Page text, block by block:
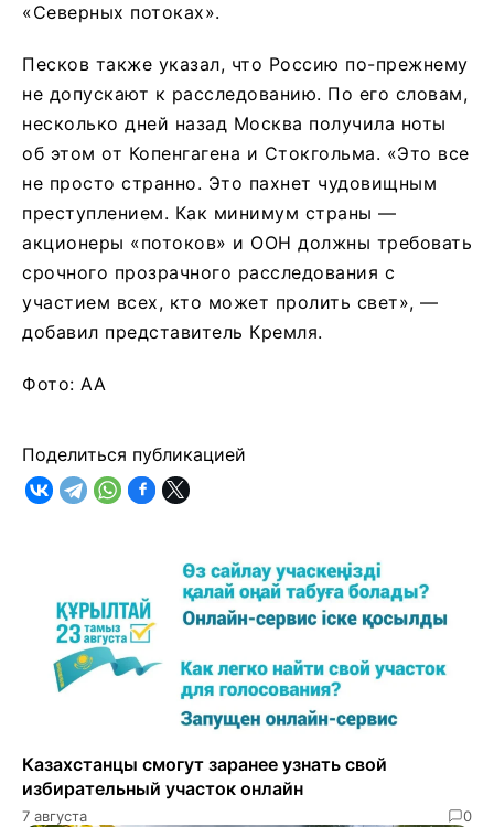
«Северных потоках».
Песков также указал, что Россию по-прежнему
не допускают к расследованию. По его словам,
несколько дней назад Москва получила ноты
об этом от Копенгагена и Стокгольма. «Это все
не просто странно. Это пахнет чудовищным
преступлением. Как минимум страны —
акционеры «потоков» и ООН должны требовать
срочного прозрачного расследования с
участием всех, кто может пролить свет», —
добавил представитель Кремля.
Фото: AA
Поделиться публикацией
Казахстанцы смогут заранее узнать свой
избирательный участок онлайн
7 августа 0